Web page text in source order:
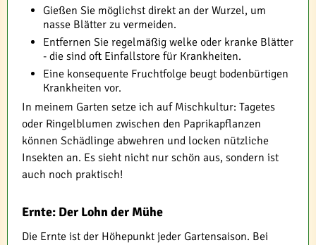
Gießen Sie möglichst direkt an der Wurzel, um
nasse Blätter zu vermeiden.
Entfernen Sie regelmäßig welke oder kranke Blätter
- die sind oft Einfallstore für Krankheiten.
Eine konsequente Fruchtfolge beugt bodenbürtigen
Krankheiten vor.
In meinem Garten setze ich auf Mischkultur: Tagetes
oder Ringelblumen zwischen den Paprikapflanzen
können Schädlinge abwehren und locken nützliche
Insekten an. Es sieht nicht nur schön aus, sondern ist
auch noch praktisch!
Ernte: Der Lohn der Mühe
Die Ernte ist der Höhepunkt jeder Gartensaison. Bei